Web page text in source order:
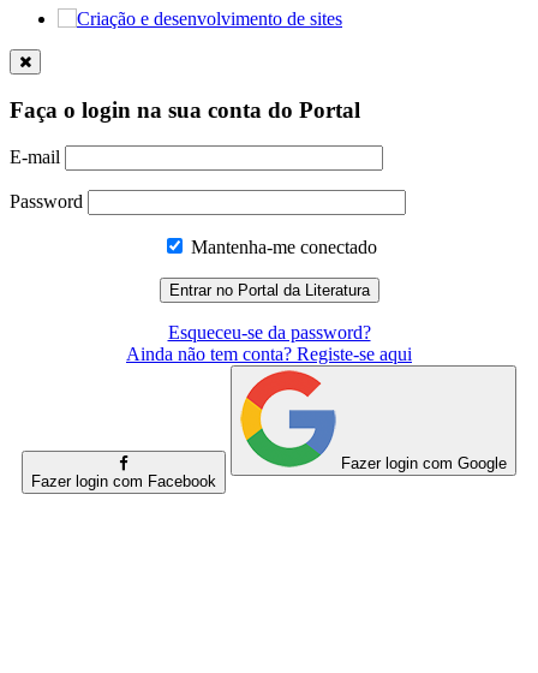
Faça o login na sua conta do Portal
E-mail
Password
Mantenha-me conectado
Esqueceu-se da password?
Ainda não tem conta? Registe-se aqui
Fazer login com Facebook
Fazer login com Google